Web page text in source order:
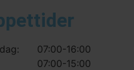
07:00-16:00
07:00-15:00